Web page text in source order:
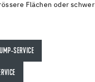
Flächen oder
SERVICE